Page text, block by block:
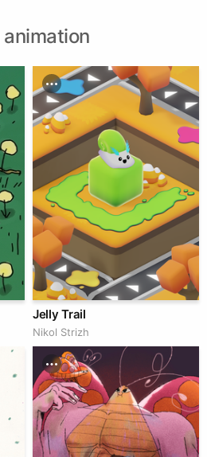
animation
Jelly Trail
Nikol Strizh